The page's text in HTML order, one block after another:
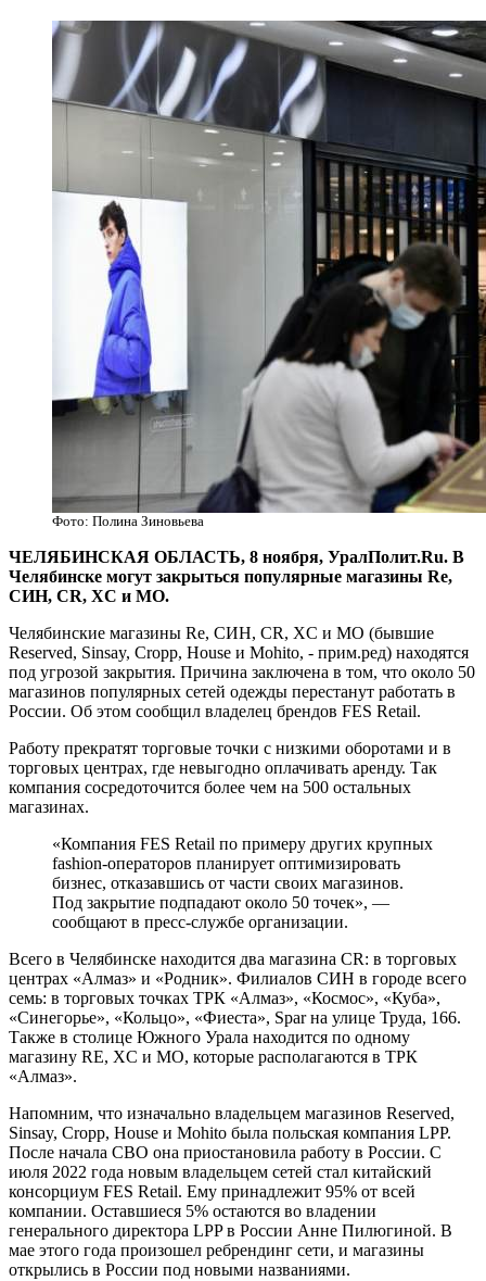
Фото: Полина Зиновьева
ЧЕЛЯБИНСКАЯ ОБЛАСТЬ, 8 ноября, УралПолит.Ru. В
Челябинске могут закрыться популярные магазины Re,
СИН, CR, XC и MO.
Челябинские магазины Re, СИН, CR, XC и MO (бывшие
Reserved, Sinsay, Cropp, House и Mohito, - прим.ред) находятся
под угрозой закрытия. Причина заключена в том, что около 50
магазинов популярных сетей одежды перестанут работать в
России. Об этом сообщил владелец брендов FES Retail.
Работу прекратят торговые точки с низкими оборотами и в
торговых центрах, где невыгодно оплачивать аренду. Так
компания сосредоточится более чем на 500 остальных
магазинах.
«Компания FES Retail по примеру других крупных
fashion-операторов планирует оптимизировать
бизнес, отказавшись от части своих магазинов.
Под закрытие подпадают около 50 точек», —
сообщают в пресс-службе организации.
Всего в Челябинске находится два магазина CR: в торговых
центрах «Алмаз» и «Родник». Филиалов СИН в городе всего
семь: в торговых точках ТРК «Алмаз», «Космос», «Куба»,
«Синегорье», «Кольцо», «Фиеста», Spar на улице Труда, 166.
Также в столице Южного Урала находится по одному
магазину RE, XC и MO, которые располагаются в ТРК
«Алмаз».
Напомним, что изначально владельцем магазинов Reserved,
Sinsay, Cropp, House и Mohito была польская компания LPP.
После начала СВО она приостановила работу в России. С
июля 2022 года новым владельцем сетей стал китайский
консорциум FES Retail. Ему принадлежит 95% от всей
компании. Оставшиеся 5% остаются во владении
генерального директора LPP в России Анне Пилюгиной. В
мае этого года произошел ребрендинг сети, и магазины
открылись в России под новыми названиями.